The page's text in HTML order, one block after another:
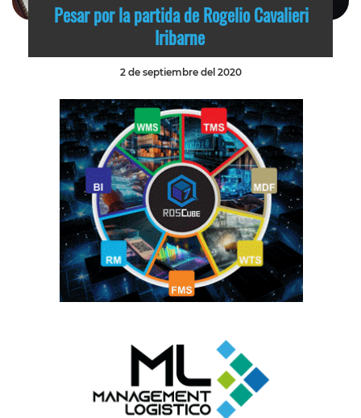
Pesar por la partida de Rogelio Cavalieri
Iribarne
2 de septiembre del 2020